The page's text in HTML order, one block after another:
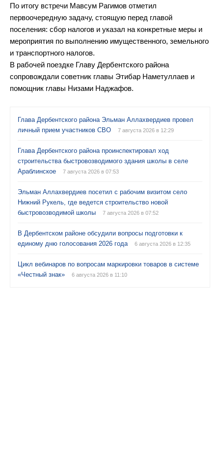
По итогу встречи Мавсум Рагимов отметил
первоочередную задачу, стоящую перед главой
поселения: сбор налогов и указал на конкретные меры и
мероприятия по выполнению имущественного, земельного
и транспортного налогов.
В рабочей поездке Главу Дербентского района
сопровождали советник главы Этибар Наметуллаев и
помощник главы Низами Наджафов.
Глава Дербентского района Эльман Аллахвердиев провел
личный прием участников СВО
7 августа 2026 в 12:29
Глава Дербентского района проинспектировал ход
строительства быстровозводимого здания школы в селе
Араблинское
7 августа 2026 в 07:53
Эльман Аллахвердиев посетил с рабочим визитом село
Нижний Рукель, где ведется строительство новой
быстровозводимой школы
7 августа 2026 в 07:52
В Дербентском районе обсудили вопросы подготовки к
единому дню голосования 2026 года
6 августа 2026 в 12:35
Цикл вебинаров по вопросам маркировки товаров в системе
«Честный знак»
6 августа 2026 в 11:10